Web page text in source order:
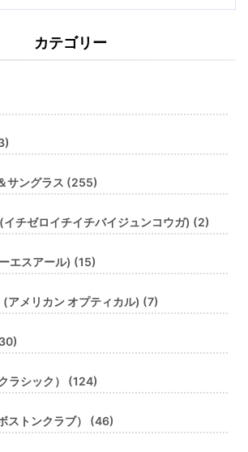
カテゴリー
サングラス (255)
チゼロイチイチバイジュンコウガ) (2)
エスアール) (15)
メリカン オプティカル) (7)
ラシック） (124)
ストンクラブ） (46)